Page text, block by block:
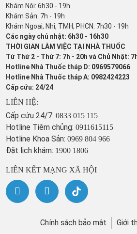
Khám Nội: 6h30 - 19h
Khám Sản: 7h - 19h
Khám Ngoại, Nhi, TMH, PHCN: 7h30 - 19h
Các ngày chủ nhật: 6h30 - 16h30
THỜI GIAN LÀM VIỆC TẠI NHÀ THUỐC
Từ Thứ 2 - Thứ 7: 7h - 20h và Chủ Nhật:
Hotline Nhà Thuốc tháp D: 0969579066
Hotline Nhà Thuốc tháp A: 0982424223
Cấp cứu: 24/24
LIÊN HỆ:
Cấp cứu 24/7: 0833 015 115
Hotline Tiêm chủng: 0911615115
Hotline Khoa Sản: 0969 804 966
Đặt lịch khám: 1900 1806
LIÊN KẾT MẠNG XÃ HỘI
Chính sách bảo mật Giới